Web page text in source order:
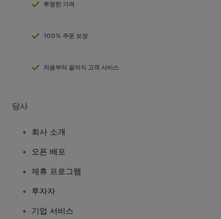
투명한 가격
100% 주문 보장
처음부터 끝까지 고객 서비스
당사
회사 소개
오픈 배포
제휴 프로그램
투자자
기업 서비스